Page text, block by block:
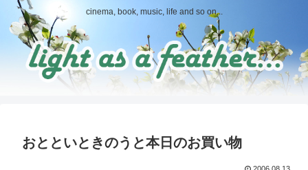
cinema, book, music, life and so on...
おとといときのうと本日のお買い物